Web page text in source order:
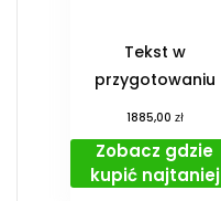
Tekst w
przygotowaniu
1885,00 zł
Zobacz gdzie
kupić najtaniej